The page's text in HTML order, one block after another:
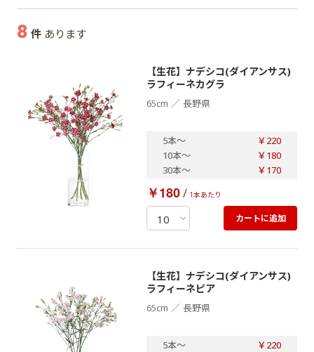
8 件 あります
【生花】ナデシコ(ダイアンサス)
ラフィーネカグラ
65cm ／ 長野県
5本～
￥220
10本～
￥180
30本～ ￥170
￥180/ 1本あたり
カートに追加
【生花】ナデシコ(ダイアンサス)
ラフィーネピア
65cm ／ 長野県
5本～
￥220